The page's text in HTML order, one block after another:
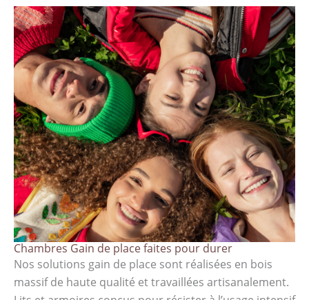
Chambres Gain de place faites pour durer
Nos solutions gain de place sont réalisées en bois
massif de haute qualité et travaillées artisanalement.